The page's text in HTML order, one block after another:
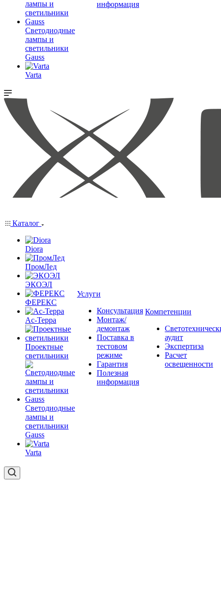
Светодиодные
лампы и
светильники
Gauss
Varta
информация
Каталог
Diora
ПромЛед
ЭКОЭЛ
ФЕРЕКС
Ас-Терра
Проектные
светильники
Светодиодные
лампы и
светильники
Gauss
Varta
Услуги
Консультация
Монтаж/
демонтаж
Поставка в
тестовом
режиме
Гарантия
Полезная
информация
Компетенции
аудит
Экспертиза
Расчет
освещенности